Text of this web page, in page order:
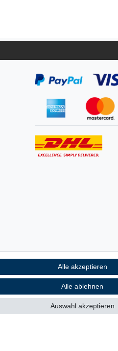
Alle akzeptieren
Alle ablehnen
Auswahl akzeptieren